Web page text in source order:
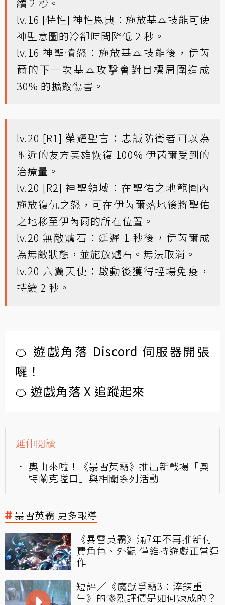
lv.16 [特性] 神性恩典：施放基本技能可使
神聖意圖的冷卻時間降低 2 秒。
lv.16 神聖憤怒：施放基本技能後，伊芮
爾的下一次基本攻擊會對目標周圍造成
30% 的擴散傷害。
lv.20 [R1] 榮耀聖言：忠誠防衛者可以為
附近的友方英雄恢復 100% 伊芮爾受到的
治療量。
lv.20 [R2] 神聖領域：在聖佑之地範圍內
施放復仇之怒，可在伊芮爾落地後將聖佑
之地移至伊芮爾的所在位置。
lv.20 無敵爐石：延遲 1 秒後，伊芮爾成
為無敵狀態，並施放爐石。無法取消。
lv.20 六翼天使：啟動後獲得控場免疫，
持續 2 秒。
🍊 遊戲角落 Discord 伺服器開張
囉！
🍊 遊戲角落 X 追蹤起來
延伸閱讀
奧山來啦！《暴雪英霸》推出新戰場「奧
特蘭克隘口」與相關系列活動
暴雪英霸 更多報導
《暴雪英霸》滿7年不再推新付
費角色、外觀 僅維持遊戲正常運
作
短評／《魔獸爭霸3：淬鍊重
生》的慘烈評價是如何煉成的？